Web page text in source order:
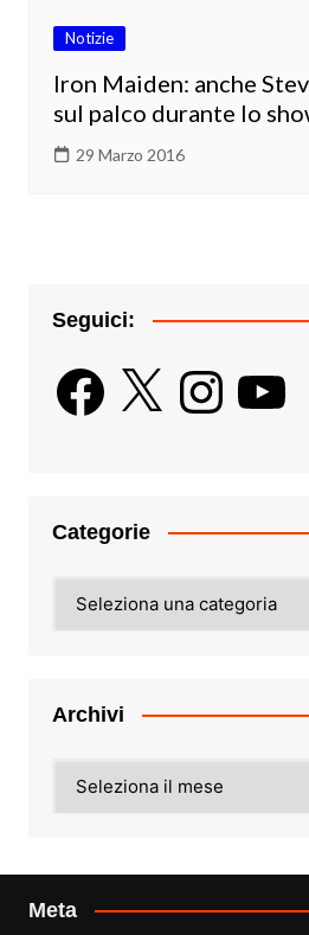
Notizie
Iron Maiden: anche
sul palco durante lo
29 Marzo 2016
Seguici:
Facebook
X InstagramYouTube
Categorie
Archivi
Meta